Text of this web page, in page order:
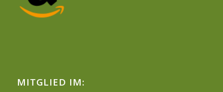
MITGLIED IM: